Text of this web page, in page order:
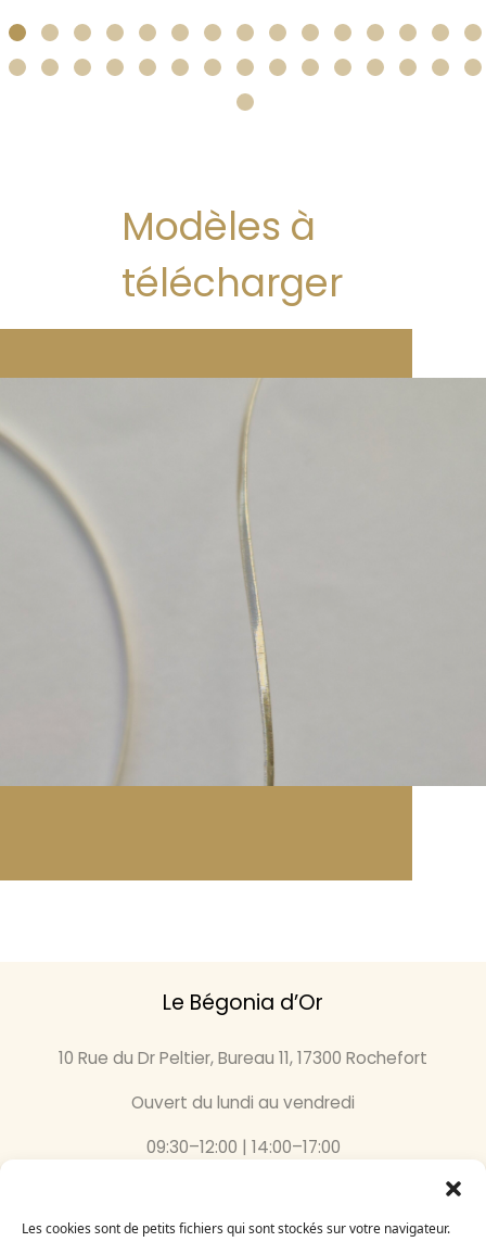
Les cookies sont de petits fichiers qui sont stockés sur votre navigateur.
Modèles à
télécharger
Le Bégonia d’Or
10 Rue du Dr Peltier, Bureau 11, 17300 Rochefort
Ouvert du lundi au vendredi
09:30–12:00 | 14:00–17:00